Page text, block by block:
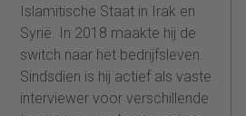
Islamitische Staat in Irak en
Syrië. In 2018 maakte hij de
switch naar het bedrijfsleven.
Sindsdien is hij actief als vaste
interviewer voor verschillende